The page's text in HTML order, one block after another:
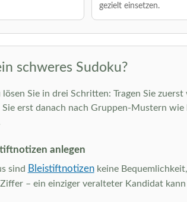
gezielt einsetzen.
schweres Sudoku?
lösen Sie in drei Schritten: Tragen Sie
Sie erst danach nach Gruppen-Mustern
anlegen
sind Bleistiftnotizenkeine
– ein einziger veralteter Kandidat